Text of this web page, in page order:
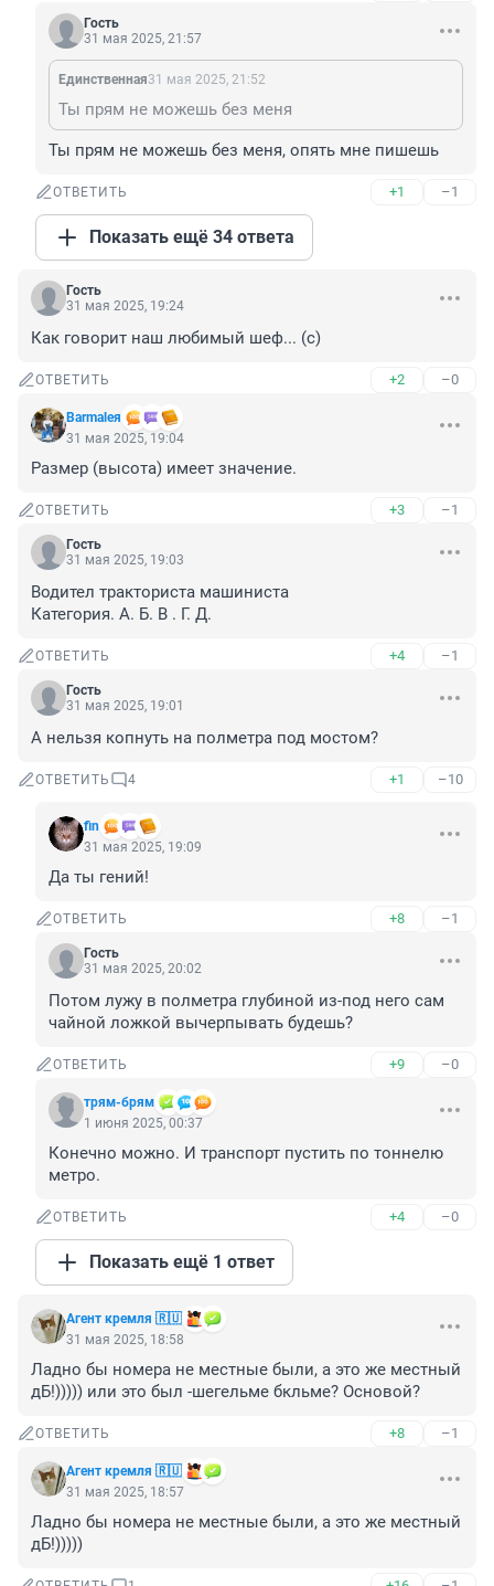
Гость
31 мая 2025, 21:57
Единственная31 мая 2025, 21:52
Ты прям не можешь без меня
Ты прям не можешь без меня, опять мне пишешь
ОТВЕТИТЬ +1 –1
Показать ещё 34 ответа
Гость
31 мая 2025, 19:24
Как говорит наш любимый шеф... (с)
ОТВЕТИТЬ +2 –0
Barmaleя
31 мая 2025, 19:04
Размер (высота) имеет значение.
ОТВЕТИТЬ +3 –1
Гость
31 мая 2025, 19:03
Водител тракториста машиниста
Категория. А. Б. В . Г. Д.
ОТВЕТИТЬ +4 –1
Гость
31 мая 2025, 19:01
А нельзя копнуть на полметра под мостом?
ОТВЕТИТЬ 4 +1 –10
fin
31 мая 2025, 19:09
Да ты гений!
ОТВЕТИТЬ +8 –1
Гость
31 мая 2025, 20:02
Потом лужу в полметра глубиной из-под него сам
чайной ложкой вычерпывать будешь?
ОТВЕТИТЬ +9 –0
трям-брям
1 июня 2025, 00:37
Конечно можно. И транспорт пустить по тоннелю
метро.
ОТВЕТИТЬ +4 –0
Показать ещё 1 ответ
Агент кремля 🇷🇺
31 мая 2025, 18:58
Ладно бы номера не местные были, а это же местный
дБ!))))) или это был -шегельме бкльме? Основой?
ОТВЕТИТЬ +8 –1
Агент кремля 🇷🇺
31 мая 2025, 18:57
Ладно бы номера не местные были, а это же местный
дБ!)))))